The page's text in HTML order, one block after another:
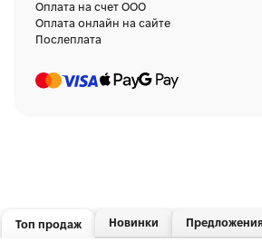
Оплата на счет ООО
Оплата онлайн на сайте
Послеплата
Топ продаж Новинки